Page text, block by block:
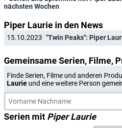
nächsten Wochen
Piper Laurie in den News
15.10.2023 "Twin Peaks": Piper
Gemeinsame Serien, Filme,
Finde Serien, Filme und anderen
Laurie und eine weitere Person
Serien mit Piper Laurie